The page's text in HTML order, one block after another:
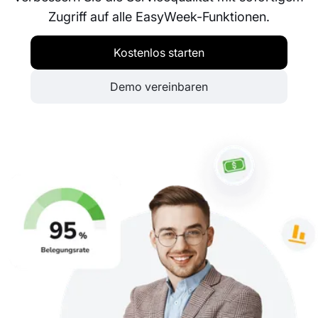
Zugriff auf alle EasyWeek-Funktionen.
Kostenlos starten
Demo vereinbaren